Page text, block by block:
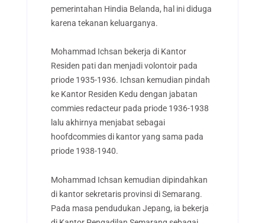
pemerintahan Hindia Belanda, hal ini diduga
karena tekanan keluarganya.
Mohammad Ichsan bekerja di Kantor
Residen pati dan menjadi volontoir pada
priode 1935-1936. Ichsan kemudian pindah
ke Kantor Residen Kedu dengan jabatan
commies redacteur pada priode 1936-1938
lalu akhirnya menjabat sebagai
hoofdcommies di kantor yang sama pada
priode 1938-1940.
Mohammad Ichsan kemudian dipindahkan
di kantor sekretaris provinsi di Semarang.
Pada masa pendudukan Jepang, ia bekerja